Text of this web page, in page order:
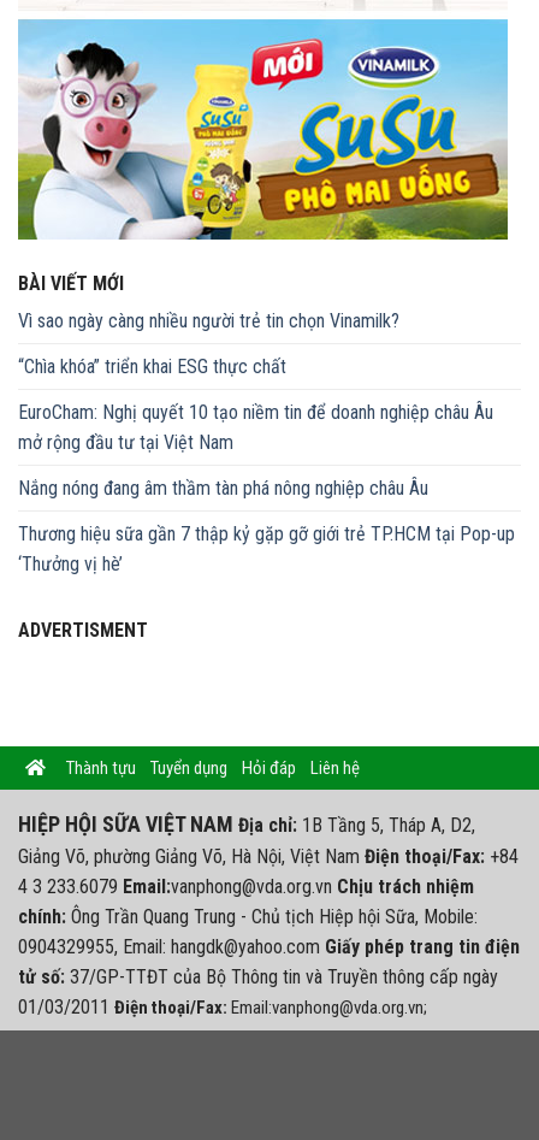
BÀI VIẾT MỚI
Vì sao ngày càng nhiều người trẻ tin chọn Vinamilk?
“Chìa khóa” triển khai ESG thực chất
EuroCham: Nghị quyết 10 tạo niềm tin để doanh nghiệp châu Âu
mở rộng đầu tư tại Việt Nam
Nắng nóng đang âm thầm tàn phá nông nghiệp châu Âu
Thương hiệu sữa gần 7 thập kỷ gặp gỡ giới trẻ TP.HCM tại Pop-up
‘Thưởng vị hè’
ADVERTISMENT
Thành tựu Tuyển dụng Hỏi đáp Liên hệ
HIỆP HỘI SỮA VIỆT NAM Địa chỉ: 1B Tầng 5, Tháp A, D2,
Giảng Võ, phường Giảng Võ, Hà Nội, Việt Nam Điện thoại/Fax: +84
4 3 233.6079 Email:vanphong@vda.org.vn Chịu trách nhiệm
chính: Ông Trần Quang Trung - Chủ tịch Hiệp hội Sữa, Mobile:
0904329955, Email: hangdk@yahoo.com Giấy phép trang tin điện
tử số: 37/GP-TTĐT của Bộ Thông tin và Truyền thông cấp ngày
01/03/2011 Điện thoại/Fax: Email:vanphong@vda.org.vn;
Website:https://vda.org.vn